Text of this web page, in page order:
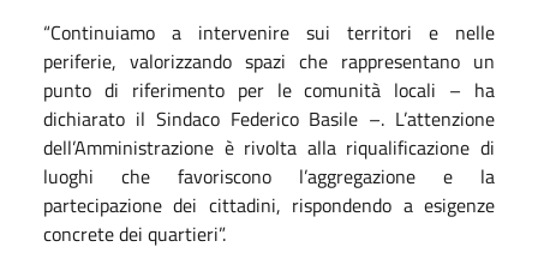
“Continuiamo a intervenire sui territori e nelle
periferie, valorizzando spazi che rappresentano un
punto di riferimento per le comunità locali – ha
dichiarato il Sindaco Federico Basile –. L’attenzione
dell’Amministrazione è rivolta alla riqualificazione di
luoghi che favoriscono l’aggregazione e la
partecipazione dei cittadini, rispondendo a esigenze
concrete dei quartieri”.